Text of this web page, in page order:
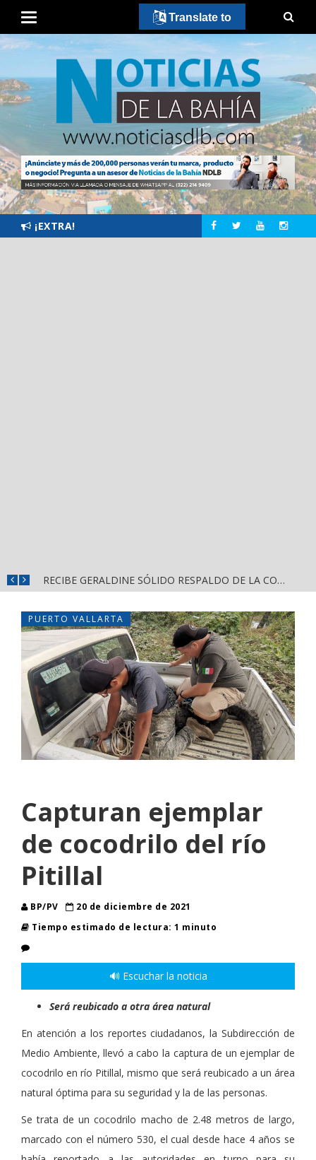
¡EXTRA!
RECIBE GERALDINE SÓLIDO RESPALDO DE LA COMUNIDAD DE ZACUALPAN EN COMPOSTELA
PUERTO VALLARTA
Capturan ejemplar
de cocodrilo del río
Pitillal
BP/PV
20 de diciembre de 2021
Tiempo estimado de lectura: 1 minuto
🔊 Escuchar la noticia
Será reubicado a otra área natural
En atención a los reportes ciudadanos, la Subdirección de
Medio Ambiente, llevó a cabo la captura de un ejemplar de
cocodrilo en río Pitillal, mismo que será reubicado a un área
natural óptima para su seguridad y la de las personas.
Se trata de un cocodrilo macho de 2.48 metros de largo,
marcado con el número 530, el cual desde hace 4 años se
Translate to